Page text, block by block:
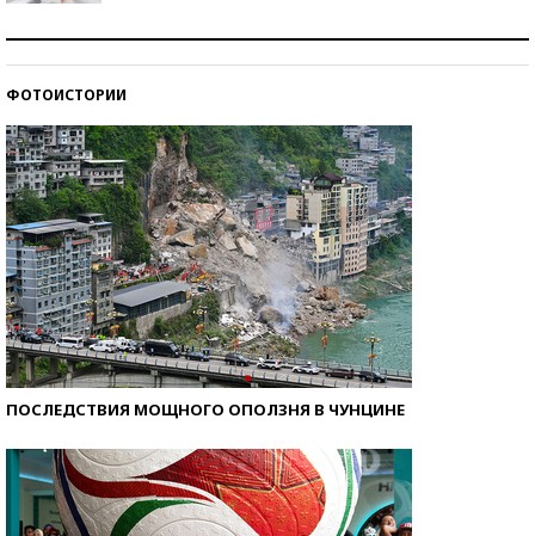
ФОТОИСТОРИИ
ПОСЛЕДСТВИЯ МОЩНОГО ОПОЛЗНЯ В ЧУНЦИНЕ